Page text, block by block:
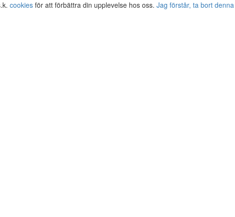
cookies för att förbättra din upplevelse hos oss. Jag förstår, ta bort